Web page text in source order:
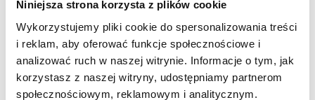
Niniejsza strona korzysta z plików cookie
Wykorzystujemy pliki cookie do spersonalizowania treści
i reklam, aby oferować funkcje społecznościowe i
analizować ruch w naszej witrynie. Informacje o tym, jak
korzystasz z naszej witryny, udostępniamy partnerom
społecznościowym, reklamowym i analitycznym.
Potrzebujesz większą ilość? Zapraszamy do naszej
hurtowniiPrzejdź do hurtowni B2B